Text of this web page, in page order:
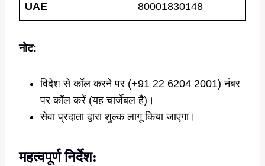
UAE 80001830148
नोट:
विदेश से कॉल करने पर (+91 22 6204 2001) नंबर
पर कॉल करें (यह चार्जेबल है)।
सेवा प्रदाता द्वारा शुल्क लागू किया जाएगा।
महत्वपूर्ण निर्देश: